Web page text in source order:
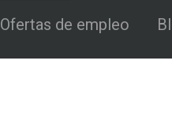
Ofertas de empleo